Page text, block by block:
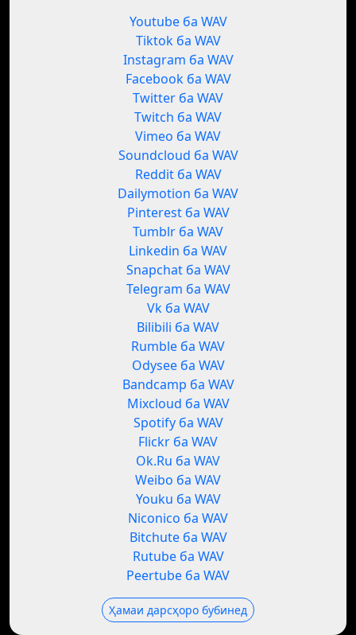
Youtube ба WAV
Tiktok ба WAV
Instagram ба WAV
Facebook ба WAV
Twitter ба WAV
Twitch ба WAV
Vimeo ба WAV
Soundcloud ба WAV
Reddit ба WAV
Dailymotion ба WAV
Pinterest ба WAV
Tumblr ба WAV
Linkedin ба WAV
Snapchat ба WAV
Telegram ба WAV
Vk ба WAV
Bilibili ба WAV
Rumble ба WAV
Odysee ба WAV
Bandcamp ба WAV
Mixcloud ба WAV
Spotify ба WAV
Flickr ба WAV
Ok.Ru ба WAV
Weibo ба WAV
Youku ба WAV
Niconico ба WAV
Bitchute ба WAV
Rutube ба WAV
Peertube ба WAV
Ҳамаи дарсҳоро бубинед